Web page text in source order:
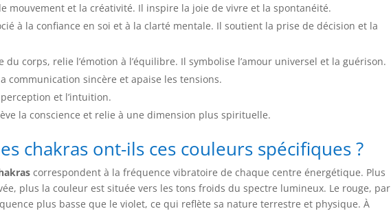
mouvement et la créativité. Il inspire la joie de vivre et la spontanéité.
à la confiance en soi et à la clarté mentale. Il soutient la prise de décision et la
du corps, relie l’émotion à l’équilibre. Il symbolise l’amour universel et la guérison.
communication sincère et apaise les tensions.
et l’intuition.
la conscience et relie à une dimension plus spirituelle.
chakras ont-ils ces couleurs spécifiques ?
correspondent à la fréquence vibratoire de chaque centre énergétique. Plus
plus la couleur est située vers les tons froids du spectre lumineux. Le rouge, par
plus basse que le violet, ce qui reflète sa nature terrestre et physique. À